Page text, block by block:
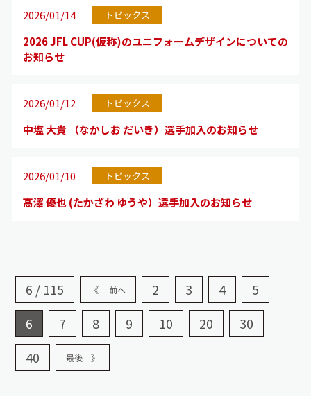
2026/01/14 トピックス
2026 JFL CUP(仮称)のユニフォームデザインについての
お知らせ
2026/01/12 トピックス
中塩 大貴 （なかしお だいき）選手加入のお知らせ
2026/01/10 トピックス
髙澤 優也 (たかざわ ゆうや）選手加入のお知らせ
6 / 115 《 前へ 2 3 4
5
6
7 8 9 10 20
30
40
最後 》